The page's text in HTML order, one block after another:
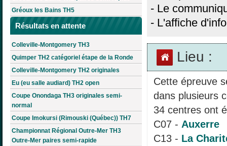
Gréoux les Bains TH5
Résultats en attente
Colleville-Montgomery TH3
Quimper TH2 catégoriel étape de la Ronde
Colleville-Montgomery TH2 originales
Eu (eu salle audiard) TH2 open
Coupe Onondaga TH3 originales semi-
normal
Coupe Imokursi (Rimouski (Québec)) TH7
Championnat Régional Outre-Mer TH3
Outre-Mer paires semi-rapide
- Le
- L'affiche
Lieu :
Cette épreuve
dans plusieurs
34 centres ont
C07 - Auxerre
C13 - La